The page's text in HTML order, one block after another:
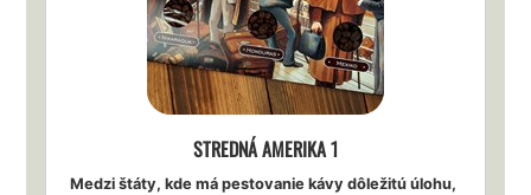
STREDNÁ AMERIKA 1
Medzi štáty, kde má pestovanie kávy dôležitú úlohu,